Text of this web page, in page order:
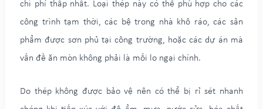
chi phí thấp nhất. Loại thép này có thể phù hợp cho các
công trình tạm thời, các bệ trong nhà khô ráo, các sản
phẩm được sơn phủ tại công trường, hoặc các dự án mà
vấn đề ăn mòn không phải là mối lo ngại chính.
Do thép không được bảo vệ nên có thể bị rỉ sét nhanh